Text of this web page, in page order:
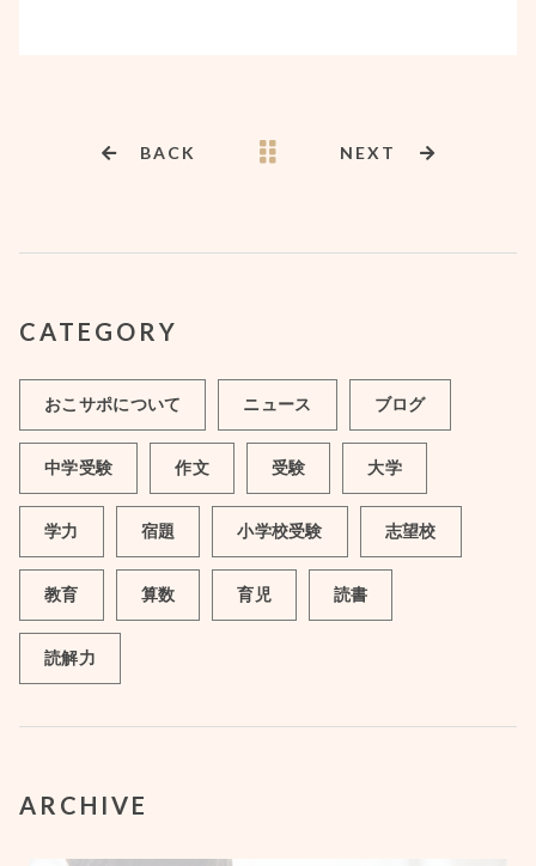
BACK NEXT
CATEGORY
おこサポについて ニュース ブログ
中学受験 作文 受験 大学
学力 宿題 小学校受験 志望校
教育 算数 育児 読書
読解力
ARCHIVE